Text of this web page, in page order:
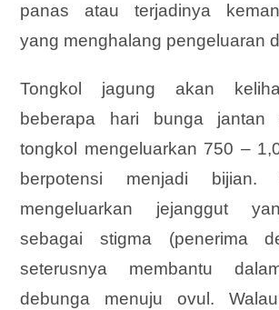
panas atau terjadinya
yang menghalang pengeluaran
Tongkol jagung akan
beberapa hari bunga jantan
tongkol mengeluarkan 750 –
berpotensi menjadi bijian.
mengeluarkan jejanggut
sebagai stigma (penerima
seterusnya membantu
debunga menuju ovul.